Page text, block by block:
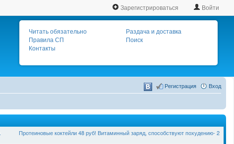
Зарегистрироваться Войти
Читать обязательно
Правила СП
Контакты
Раздача и доставка
Поиск
Вход
Регистрация
Протеиновые коктейли 48 руб! Витаминный заряд, способствуют похудению- 2